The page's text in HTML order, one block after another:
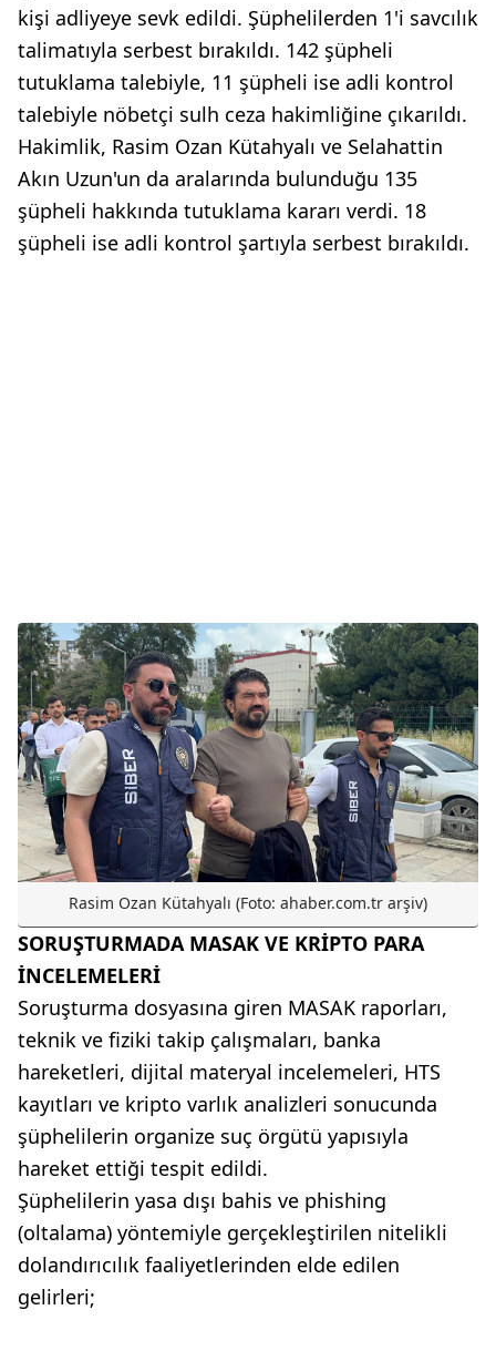
kişi adliyeye sevk edildi. Şüphelilerden 1'i savcılık
talimatıyla serbest bırakıldı. 142 şüpheli
tutuklama talebiyle, 11 şüpheli ise adli kontrol
talebiyle nöbetçi sulh ceza hakimliğine çıkarıldı.
Hakimlik, Rasim Ozan Kütahyalı ve Selahattin
Akın Uzun'un da aralarında bulunduğu 135
şüpheli hakkında tutuklama kararı verdi. 18
şüpheli ise adli kontrol şartıyla serbest bırakıldı.
Rasim Ozan Kütahyalı (Foto: ahaber.com.tr arşiv)
SORUŞTURMADA MASAK VE KRİPTO PARA
İNCELEMELERİ
Soruşturma dosyasına giren MASAK raporları,
teknik ve fiziki takip çalışmaları, banka
hareketleri, dijital materyal incelemeleri, HTS
kayıtları ve kripto varlık analizleri sonucunda
şüphelilerin organize suç örgütü yapısıyla
hareket ettiği tespit edildi.
Şüphelilerin yasa dışı bahis ve phishing
(oltalama) yöntemiyle gerçekleştirilen nitelikli
dolandırıcılık faaliyetlerinden elde edilen
gelirleri;